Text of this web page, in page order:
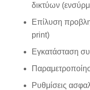
δικτύων
Επίλυση
print)
Εγκατάσταση
Ρυθμίσεις